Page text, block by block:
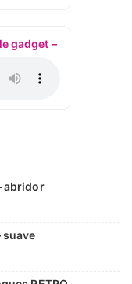
gadget –
abridor
suave